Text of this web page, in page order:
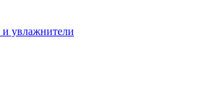
и увлажнители